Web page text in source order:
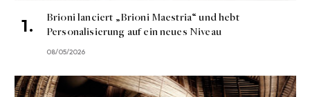
Brioni lanciert „Brioni Maestria“ und hebt
Personalisierung auf ein neues Niveau
08/05/2026